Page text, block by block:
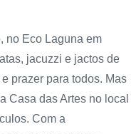
no Eco Laguna em
jacuzzi e jactos de
prazer para todos. Mas
Casa das Artes no local
Com a